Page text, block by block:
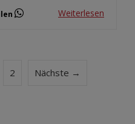
Weiterlesen
2 Nächste →